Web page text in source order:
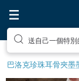
送自己一個特別
巴洛克珍珠耳骨夾墨